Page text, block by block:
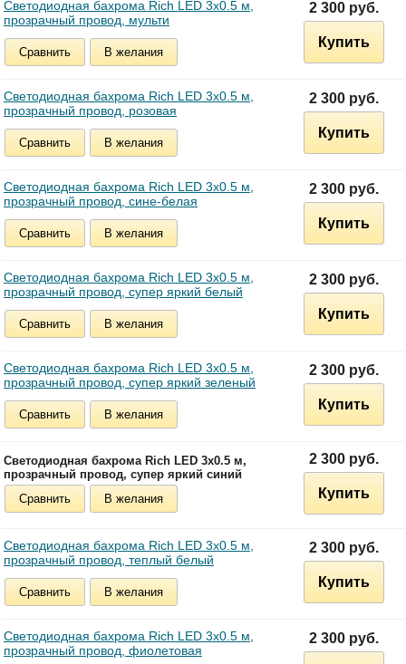
Светодиодная бахрома Rich LED 3х0.5 м,
прозрачный провод, мульти
Сравнить В желания
2 300 руб.
Купить
Светодиодная бахрома Rich LED 3х0.5 м,
прозрачный провод, розовая
Сравнить В желания
2 300 руб.
Купить
Светодиодная бахрома Rich LED 3х0.5 м,
прозрачный провод, сине-белая
Сравнить В желания
2 300 руб.
Купить
Светодиодная бахрома Rich LED 3х0.5 м,
прозрачный провод, супер яркий белый
Сравнить В желания
2 300 руб.
Купить
Светодиодная бахрома Rich LED 3х0.5 м,
прозрачный провод, супер яркий зеленый
Сравнить В желания
2 300 руб.
Купить
Светодиодная бахрома Rich LED 3х0.5 м,
прозрачный провод, супер яркий синий
Сравнить
В желания
2 300 руб.
Купить
Светодиодная бахрома Rich LED 3х0.5 м,
прозрачный провод, теплый белый
Сравнить В желания
2 300 руб.
Купить
Светодиодная бахрома Rich LED 3х0.5 м,
прозрачный провод, фиолетовая
2 300 руб.